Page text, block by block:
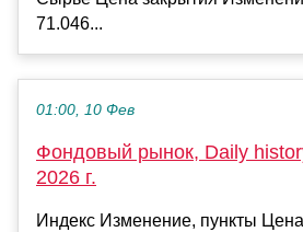
71.046...
01:00, 10 Фев
Фондовый рынок, Daily
2026 г.
Индекс Изменение, пункты